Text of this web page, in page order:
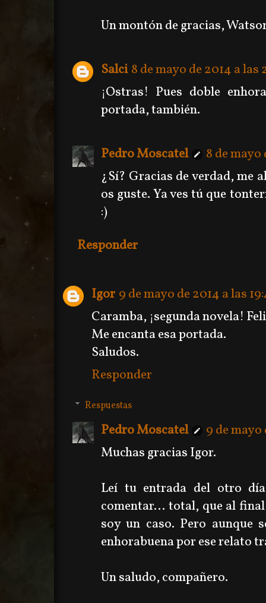
Un montón de gracias,
Salci 8 de mayo de 2014 a las
¡Ostras! Pues doble
portada, también.
Pedro Moscatel
8 de mayo
¿Sí? Gracias de verdad, me
os guste. Ya ves tú que
:)
Responder
Igor 9 de mayo de 2014 a las
Caramba, ¡segunda novela!
Me encanta esa portada.
Saludos.
Responder
Respuestas
Pedro Moscatel
9 de mayo
Muchas gracias Igor.
Leí tu entrada del otro
comentar... total, que al
soy un caso. Pero aunque
enhorabuena por ese relato
Un saludo, compañero.